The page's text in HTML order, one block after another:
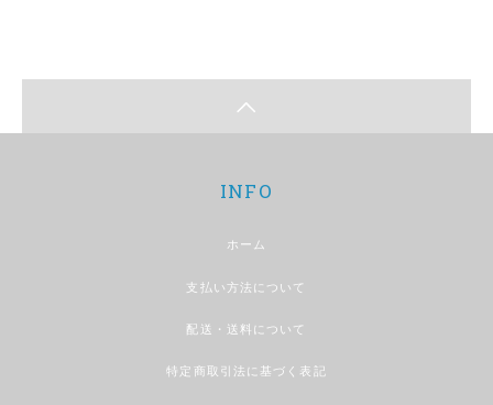
INFO
ホーム
支払い方法について
配送・送料について
特定商取引法に基づく表記